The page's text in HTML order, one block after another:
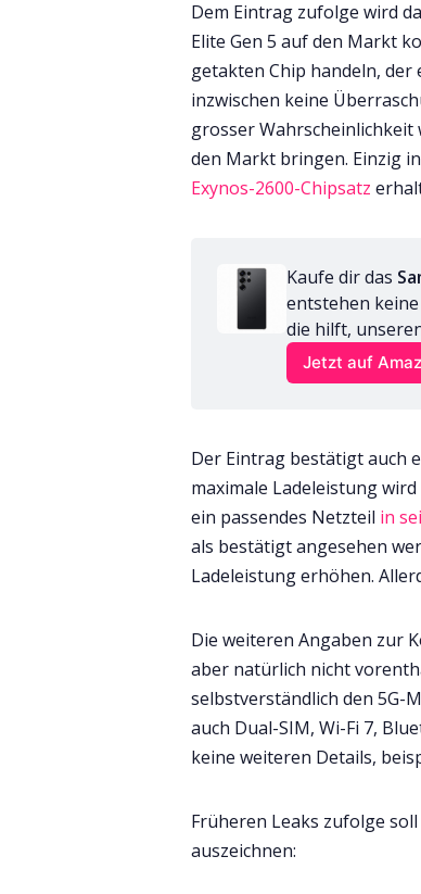
Dem Eintrag zufolge wird
Elite Gen 5 auf den Markt
getakten Chip handeln, der
inzwischen keine
grosser Wahrscheinlichkeit
den Markt bringen. Einzig
Exynos-2600-Chipsatz
Kaufe dir das
entstehen
die hilft,
Jetzt auf
Der Eintrag bestätigt auch
maximale Ladeleistung
ein passendes Netzteil in
als bestätigt angesehen
Ladeleistung erhöhen.
Die weiteren Angaben zur
aber natürlich nicht
selbstverständlich den 5G-
auch Dual-SIM, Wi-Fi 7,
keine weiteren Details,
Früheren Leaks zufolge
auszeichnen: